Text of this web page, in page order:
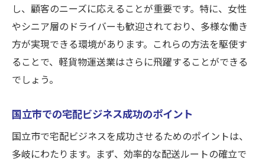
し、顧客のニーズに応えることが重要です。特に、女性
やシニア層のドライバーも歓迎されており、多様な働き
方が実現できる環境があります。これらの方法を駆使す
ることで、軽貨物運送業はさらに飛躍することができる
でしょう。
国立市での宅配ビジネス成功のポイント
国立市で宅配ビジネスを成功させるためのポイントは、
多岐にわたります。まず、効率的な配送ルートの確立で